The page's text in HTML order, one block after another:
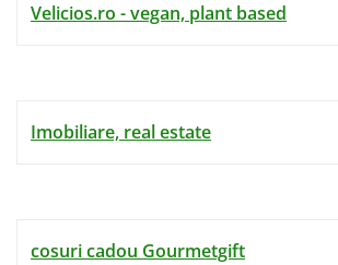
Velicios.ro - vegan, plant based
Imobiliare, real estate
cosuri cadou Gourmetgift